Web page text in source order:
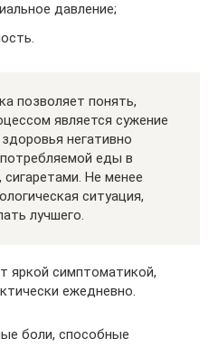
давление;
позволяет понять,
является сужение
негативно
еды в
Не менее
ситуация,
лучшего.
яркой симптоматикой,
ежедневно.
боли, способные